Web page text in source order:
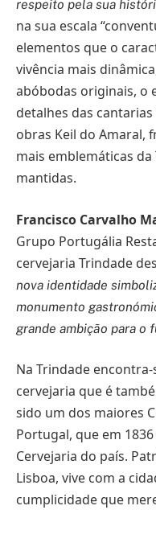
respeito pela sua
na sua escala
elementos que o
vivência mais
abóbodas originais, o
detalhes das
obras Keil do Amaral,
mais emblemáticas
mantidas.
Francisco Carvalho
Grupo Portugália
cervejaria Trindade
nova identidade
monumento
grande ambição para o
Na Trindade
cervejaria que é
sido um dos maiores
Portugal, que em
Cervejaria do país.
Lisboa, vive com a
cumplicidade que